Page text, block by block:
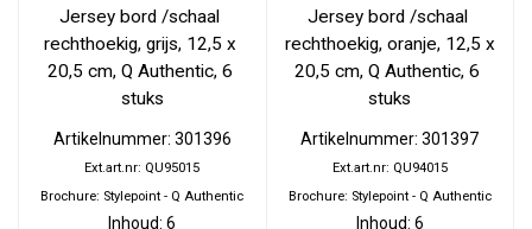
Jersey bord /schaal
rechthoekig, grijs, 12,5 x
20,5 cm, Q Authentic, 6
stuks
Artikelnummer: 301396
Ext.art.nr: QU95015
Brochure: Stylepoint - Q Authentic
Inhoud: 6
Jersey bord /schaal
rechthoekig, oranje, 12,5 x
20,5 cm, Q Authentic, 6
stuks
Artikelnummer: 301397
Ext.art.nr: QU94015
Brochure: Stylepoint - Q Authentic
Inhoud: 6